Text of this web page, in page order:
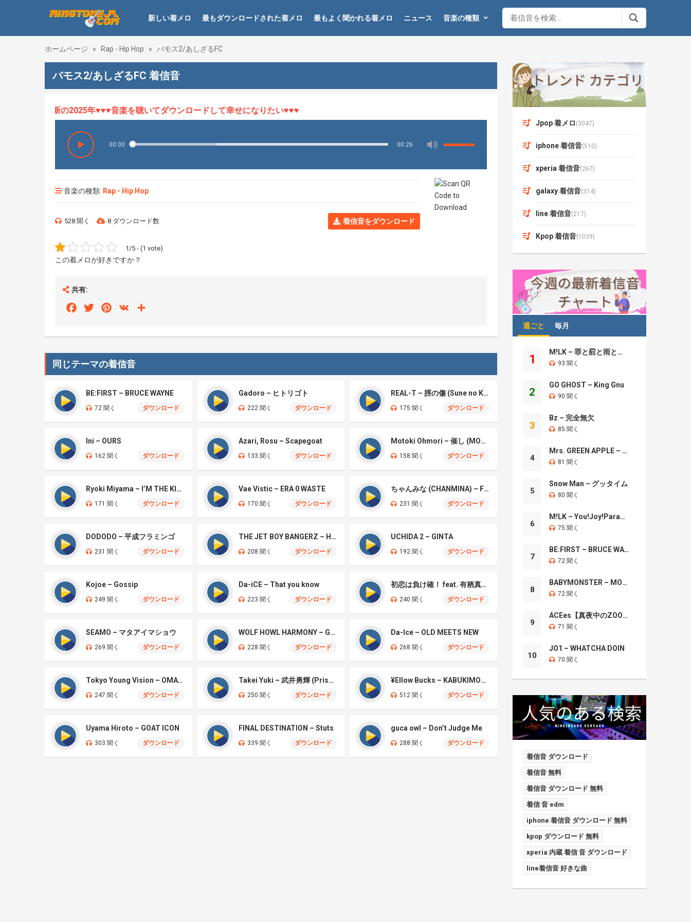
新しい着メロ 最もダウンロードされた着メロ 最もよく聞かれる着メロ ニュース 音楽の種類
ホームページ » Rap - Hip Hop » バモス2/あしざるFC
バモス2/あしざるFC 着信音
、最新の2025年♥♥♥音楽を聴いてダウンロードして幸せになりたい♥♥♥
00:00 00:26
音楽の種類: Rap - Hip Hop
528 聞く 8 ダウンロード数 着信音をダウンロード
1/5 - (1 vote)
この着メロが好きですか？
共有:
FacebookTwitterPinterest
VK
同じテーマの着信音
BE:FIRST – BRUCE WAYNE
72 聞く ダウンロード
Gadoro – ヒトリゴト
222 聞く ダウンロード
REAL-T – 脛の傷 (Sune no Kizu)
175 聞く ダウンロード
Ini – OURS
162 聞く ダウンロード
Azari, Rosu – Scapegoat
133 聞く ダウンロード
Motoki Ohmori – 催し (MOYOOSHI)
158 聞く ダウンロード
Ryoki Miyama – I’M THE KING
171 聞く ダウンロード
Vae Vistic – ERA 0 WASTE
170 聞く ダウンロード
ちゃんみな (CHANMINA) – FLIP FLAP
231 聞く ダウンロード
DODODO – 平成フラミンゴ
231 聞く ダウンロード
THE JET BOY BANGERZ – HEAD UP
208 聞く ダウンロード
UCHIDA 2 – GINTA
192 聞く ダウンロード
Kojoe – Gossip
249 聞く ダウンロード
Da-iCE – That you know
223 聞く ダウンロード
初恋は負け確！ feat. 有栖真凛愛
240 聞く ダウンロード
SEAMO – マタアイマショウ
269 聞く ダウンロード
WOLF HOWL HARMONY – Gachi Funk
228 聞く ダウンロード
Da-Ice – OLD MEETS NEW
268 聞く ダウンロード
Tokyo Young Vision – OMATASE
247 聞く ダウンロード
Takei Yuki – 武井勇輝 (Prison)
250 聞く ダウンロード
¥Ellow Bucks – KABUKIMONO
512 聞く ダウンロード
Uyama Hiroto – GOAT ICON
303 聞く ダウンロード
FINAL DESTINATION – Stuts
339 聞く ダウンロード
guca owl – Don’t Judge Me
288 聞く ダウンロード
Jpop 着メロ (3047)
iphone 着信音(510)
xperia 着信音(267)
galaxy 着信音(314)
line 着信音(217)
Kpop 着信音(1039)
週ごと 毎月
1
M!LK – 罪と罰と雨とキス
93 聞く
2
GO GHOST – King Gnu
90 聞く
3
Bz – 完全無欠
85 聞く
4
Mrs. GREEN APPLE – Brand New
81 聞く
5
Snow Man – グッタイム
80 聞く
6
M!LK – You!Joy!Parade!
75 聞く
7
BE:FIRST – BRUCE WAYNE
72 聞く
8
BABYMONSTER – MOON
72 聞く
9
ACEes【真夜中のZOO】
71 聞く
10
JO1 – WHATCHA DOIN
70 聞く
着信音 ダウンロード
着信音 無料
着信音 ダウンロード 無料
着信 音 edm
iphone 着信音 ダウンロード 無料
kpop ダウンロード 無料
xperia 内蔵 着信 音 ダウンロード
line着信音 好きな曲